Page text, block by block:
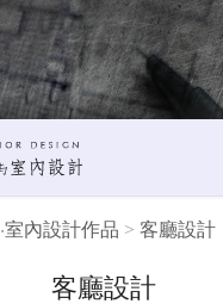
‧室內設計作品 > 客廳設計
客廳設計